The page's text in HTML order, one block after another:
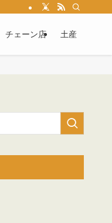
チェーン店 土産